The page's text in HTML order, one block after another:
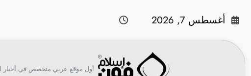
أغسطس 7, 2026
أول موقع عربي متخصص في أخبار